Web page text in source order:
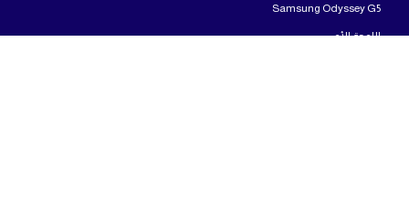
Samsung Odyssey G5
اللوحة الأم